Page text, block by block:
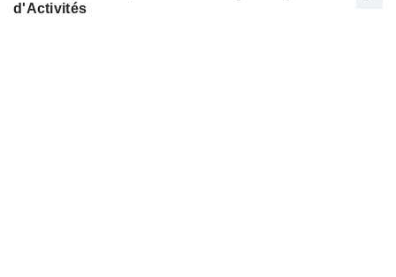
d'Activités